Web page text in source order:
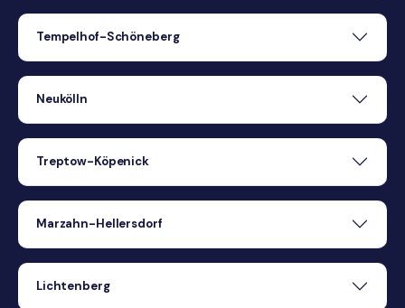
Tempelhof-Schöneberg
Neukölln
Treptow-Köpenick
Marzahn-Hellersdorf
Lichtenberg